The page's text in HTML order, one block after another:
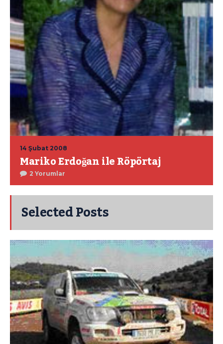
14 Şubat 2008
Mariko Erdoğan ile Röpörtaj
2 Yorumlar
Selected Posts